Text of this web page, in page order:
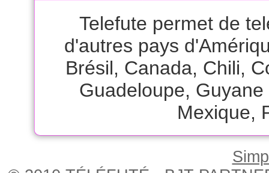
Telefute permet de
d'autres pays
Brésil, Canada, Chili,
Guadeloupe,
Mexique,